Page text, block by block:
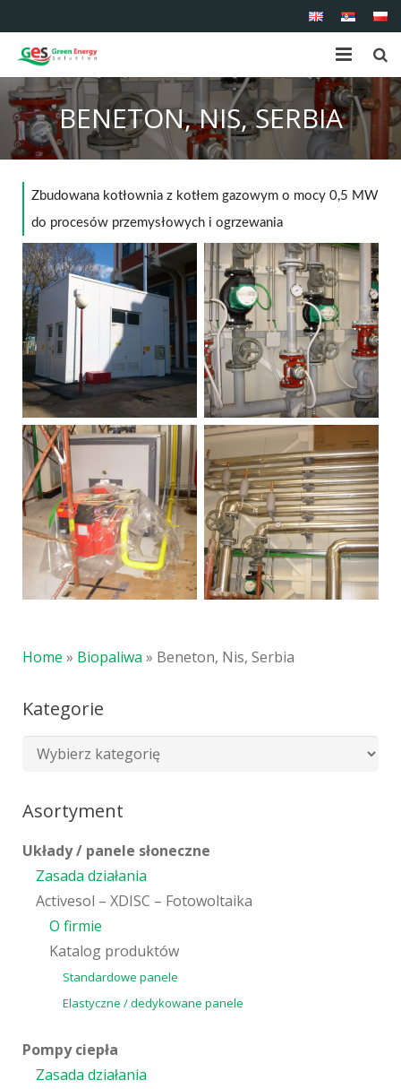
Strona główna
O nas
Asortyment
Serwis
Referencje
Kontakt
BENETON, NIS, SERBIA
Zbudowana kotłownia z kotłem gazowym o mocy 0,5 MW
do procesów przemysłowych i ogrzewania
Home » Biopaliwa » Beneton, Nis, Serbia
Kategorie
Asortyment
Układy / panele słoneczne
Zasada działania
Activesol – XDISC – Fotowoltaika
O firmie
Katalog produktów
Standardowe panele
Elastyczne / dedykowane panele
Pompy ciepła
Zasada działania